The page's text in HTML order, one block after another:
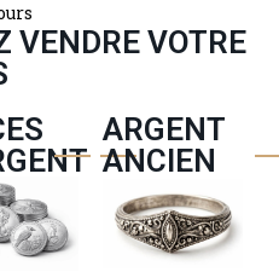
VENDRE VOTRE
ARGENT
ANCIEN